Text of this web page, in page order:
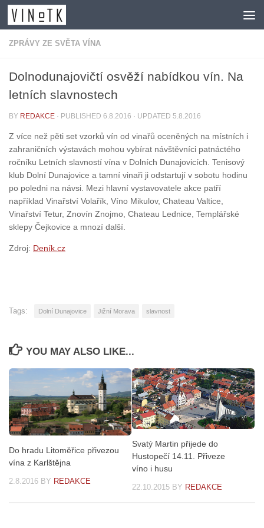
Skip to content
ZPRÁVY ZE SVĚTA VÍNA
Dolnodunajovičtí osvěží nabídkou vín. Na
letních slavnostech
BY REDAKCE · PUBLISHED 6.8.2016 · UPDATED 5.8.2016
Z více než pěti set vzorků vín od vinařů oceněných na místních i
zahraničních výstavách mohou vybírat návštěvníci patnáctého
ročníku Letních slavností vína v Dolních Dunajovicích. Tenisový
klub Dolní Dunajovice a tamní vinaři ji odstartují v sobotu hodinu
po poledni na návsi. Mezi hlavní vystavovatele akce patří
například Vinařství Volařík, Víno Mikulov, Chateau Valtice,
Vinařství Tetur, Znovín Znojmo, Chateau Lednice, Templářské
sklepy Čejkovice a mnozí další.
Zdroj: Deník.cz
Tags: Dolní Dunajovice Jižní Morava slavnost
YOU MAY ALSO LIKE...
Do hradu Litoměřice přivezou
vína z Karlštějna
2.8.2016 BY REDAKCE
Svatý Martin přijede do
Hustopečí 14.11. Přiveze
víno i husu
22.10.2015 BY REDAKCE